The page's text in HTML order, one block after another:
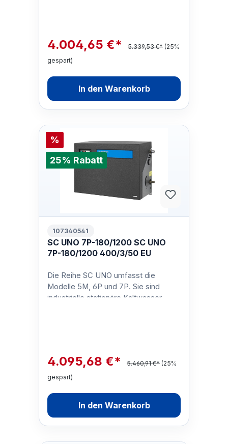
4.004,65 €* 5.339,53 €* (25%
gespart)
In den Warenkorb
%
25% Rabatt
107340541
SC UNO 7P-180/1200 SC UNO
7P-180/1200 400/3/50 EU
Die Reihe SC UNO umfasst die
Modelle 5M, 6P und 7P. Sie sind
industrielle stationäre Kaltwasser
4.095,68 €* 5.460,91 €* (25%
gespart)
In den Warenkorb